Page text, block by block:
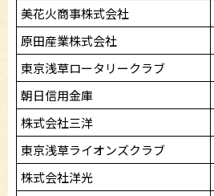
美花火商事株式会社
原田産業株式会社
東京浅草ロータリークラブ
朝日信用金庫
株式会社三洋
東京浅草ライオンズクラブ
株式会社洋光